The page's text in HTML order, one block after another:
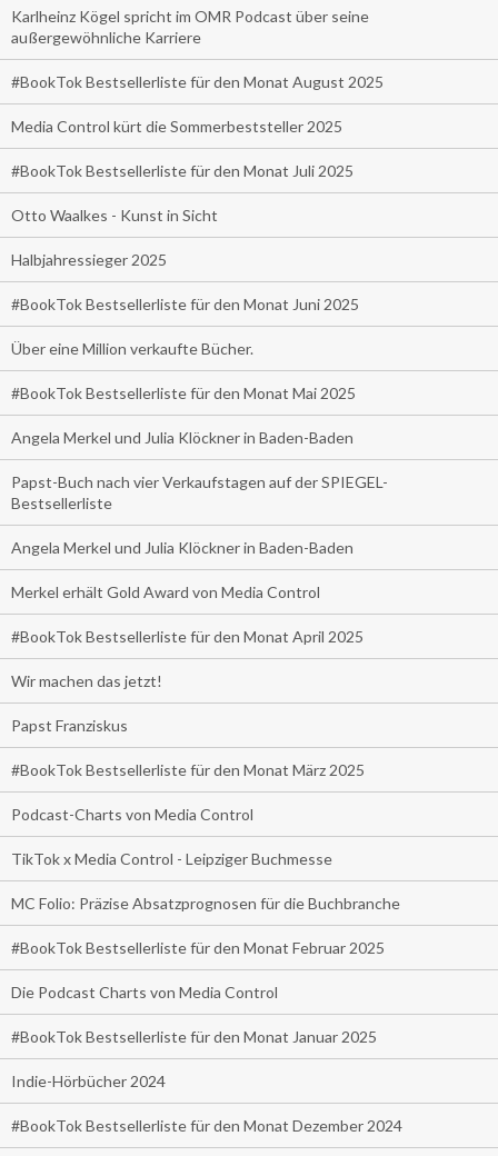
Karlheinz Kögel spricht im OMR Podcast über seine
außergewöhnliche Karriere
#BookTok Bestsellerliste für den Monat August 2025
Media Control kürt die Sommerbeststeller 2025
#BookTok Bestsellerliste für den Monat Juli 2025
Otto Waalkes - Kunst in Sicht
Halbjahressieger 2025
#BookTok Bestsellerliste für den Monat Juni 2025
Über eine Million verkaufte Bücher.
#BookTok Bestsellerliste für den Monat Mai 2025
Angela Merkel und Julia Klöckner in Baden-Baden
Papst-Buch nach vier Verkaufstagen auf der SPIEGEL-
Bestsellerliste
Angela Merkel und Julia Klöckner in Baden-Baden
Merkel erhält Gold Award von Media Control
#BookTok Bestsellerliste für den Monat April 2025
Wir machen das jetzt!
Papst Franziskus
#BookTok Bestsellerliste für den Monat März 2025
Podcast-Charts von Media Control
TikTok x Media Control - Leipziger Buchmesse
MC Folio: Präzise Absatzprognosen für die Buchbranche
#BookTok Bestsellerliste für den Monat Februar 2025
Die Podcast Charts von Media Control
#BookTok Bestsellerliste für den Monat Januar 2025
Indie-Hörbücher 2024
#BookTok Bestsellerliste für den Monat Dezember 2024